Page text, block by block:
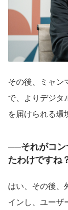
その後、ミャン
で、よりデジタ
を届けられる環
──それがコン
たわけですね
はい、その後、
インし、ユーザ